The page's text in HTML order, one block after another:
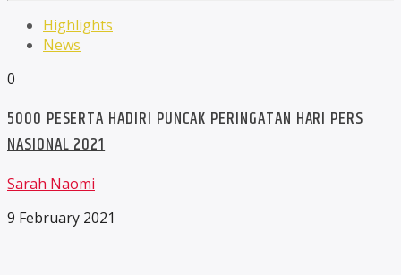
Highlights
News
0
5000 PESERTA HADIRI PUNCAK PERINGATAN HARI PERS
NASIONAL 2021
Sarah Naomi
9 February 2021